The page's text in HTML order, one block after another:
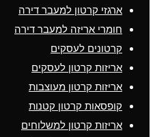
ארגזי קרטון למעבר דירה
חומרי אריזה למעבר דירה
קרטונים לעסקים
אריזות קרטון לעסקים
אריזות קרטון מעוצבות
קופסאות קרטון קטנות
אריזות קרטון למשלוחים